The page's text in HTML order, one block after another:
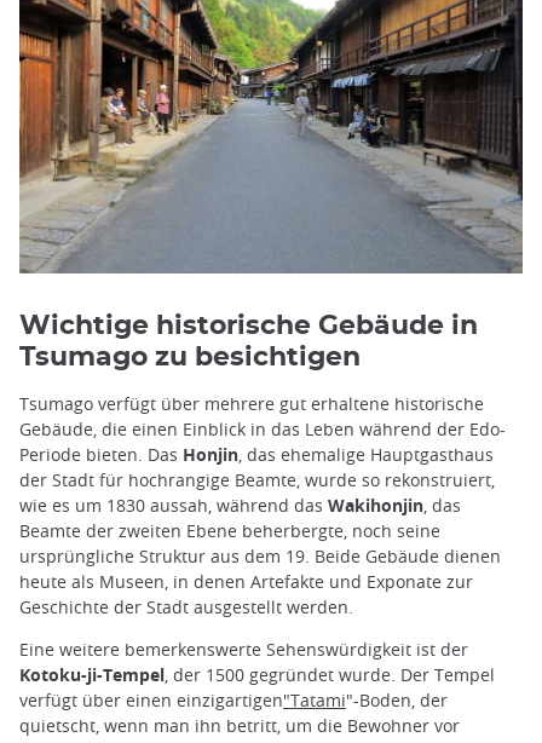
Wichtige historische Gebäude in
Tsumago zu besichtigen
Tsumago verfügt über mehrere gut erhaltene historische
Gebäude, die einen Einblick in das Leben während der Edo-
Periode bieten. Das Honjin , das ehemalige Hauptgasthaus
der Stadt für hochrangige Beamte, wurde so rekonstruiert,
wie es um 1830 aussah, während das Wakihonjin , das
Beamte der zweiten Ebene beherbergte, noch seine
ursprüngliche Struktur aus dem 19. Beide Gebäude dienen
heute als Museen, in denen Artefakte und Exponate zur
Geschichte der Stadt ausgestellt werden.
Eine weitere bemerkenswerte Sehenswürdigkeit ist der
Kotoku-ji-Tempel , der 1500 gegründet wurde. Der Tempel
verfügt über einen einzigartigen"Tatami"-Boden, der
quietscht, wenn man ihn betritt, um die Bewohner vor